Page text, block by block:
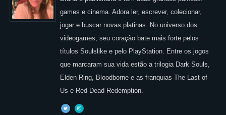
games e cinema. Adora ler, escrever, colecionar,
jogar e buscar novas platinas. No universo dos
videogames, seu coração bate mais forte pelos
títulos Soulslike e pelo PlayStation. Entre os jogos
que marcaram sua vida estão a trilogia Dark Souls,
Elden Ring, Bloodborne e as franquias The Last of
Us e Red Dead Redemption.